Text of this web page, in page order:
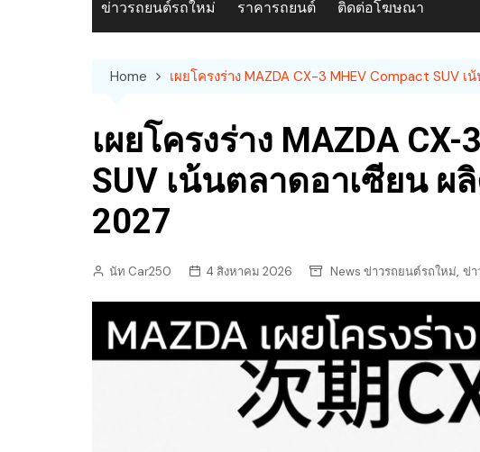
ข่าวรถยนต์รถใหม่ ราคารถยนต์ ติดต่อโฆษณา
Home เผยโครงร่าง MAZDA CX-3 MHEV Compact SUV
เผยโครงร่าง MAZDA
SUV เน้นตลาดอาเซียน ผ
2027
นัท Car250 4 สิงหาคม 2026 News ข่าวรถยนต์รถใหม่, ข่า